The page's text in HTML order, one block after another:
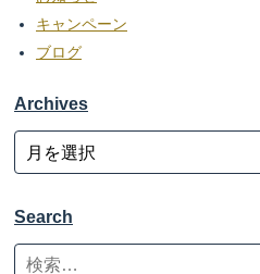
キャンペーン
ブログ
Archives
Search